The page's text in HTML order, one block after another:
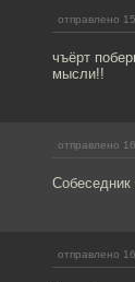
отправлено
чъёрт
мысли!!
отправлено
отправлено